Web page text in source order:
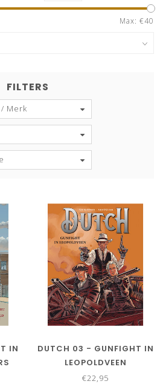
Max: €40
FILTERS
Merk
IN
DUTCH 03 - GUNFIGHT IN
LEOPOLDVEEN
€22,95